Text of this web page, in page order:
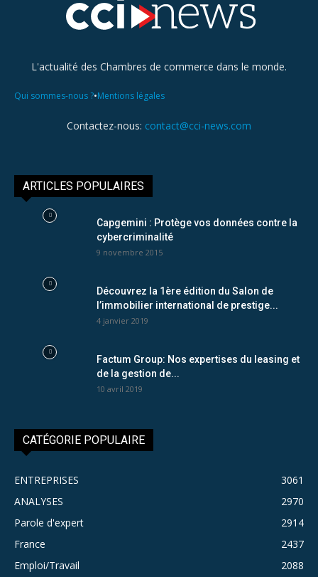
L'actualité des Chambres de commerce dans le monde.
Qui sommes-nous ?•Mentions légales
Contactez-nous: contact@cci-news.com
ARTICLES POPULAIRES
Capgemini : Protège vos données contre la
cybercriminalité
9 novembre 2015
Découvrez la 1ère édition du Salon de
l’immobilier international de prestige...
4 janvier 2019
Factum Group: Nos expertises du leasing et
de la gestion de...
10 avril 2019
CATÉGORIE POPULAIRE
ENTREPRISES
3061
ANALYSES
2970
Parole d'expert
2914
France
2437
Emploi/Travail
2088